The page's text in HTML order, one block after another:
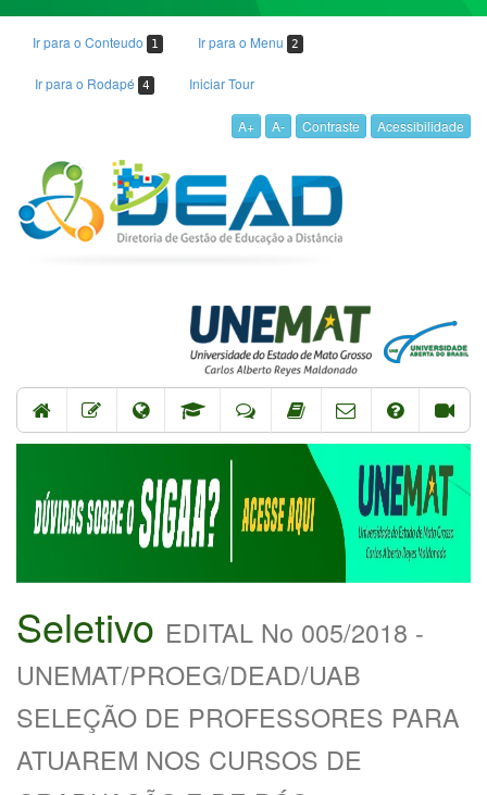
Ir para o Conteudo 1 Ir para o Menu 2
Ir para o Rodapé 4 Iniciar Tour
A+ A- Contraste Acessibilidade
Seletivo EDITAL No 005/2018 -
UNEMAT/PROEG/DEAD/UAB
SELEÇÃO DE PROFESSORES PARA
ATUAREM NOS CURSOS DE